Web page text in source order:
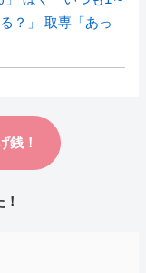
？」 取専「あっ